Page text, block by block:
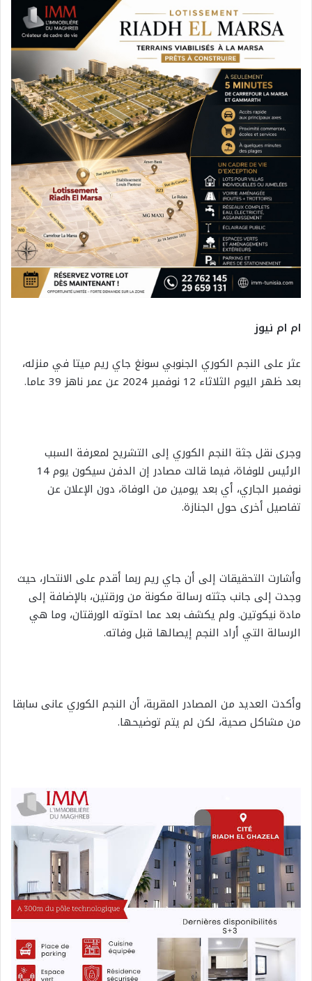
ام ام نيوز
عثر على النجم الكوري الجنوبي سونغ جاي ريم ميتا في منزله،
بعد ظهر اليوم الثلاثاء 12 نوفمبر 2024 عن عمر ناهز 39 عاما.
وجرى نقل جثة النجم الكوري إلى التشريح لمعرفة السبب
الرئيس للوفاة، فيما قالت مصادر إن الدفن سيكون يوم 14
نوفمبر الجاري، أي بعد يومين من الوفاة، دون الإعلان عن
تفاصيل أخرى حول الجنازة.
وأشارت التحقيقات إلى أن جاي ريم ربما أقدم على الانتحار، حيث
وجدت إلى جانب جثته رسالة مكونة من ورقتين، بالإضافة إلى
مادة نيكوتين. ولم يكشف بعد عما احتوته الورقتان، وما هي
الرسالة التي أراد النجم إيصالها قبل وفاته.
وأكدت العديد من المصادر المقربة، أن النجم الكوري عانى سابقا
من مشاكل صحية، لكن لم يتم توضيحها.